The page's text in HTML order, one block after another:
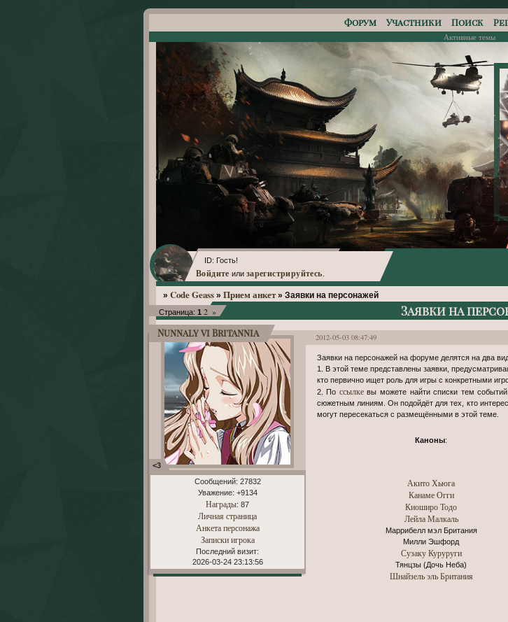
Форум Участники Поиск
Активные темы
ID: Гость!
Войдите или зарегистрируйтесь
» Code Geass » Прием анкет » Заявки на персонажей
Заявки на
Страница: 1 2 »
2012-05-03 08:47:49
Nunnaly vi Britannia
<3
Сообщений: 27832
Уважение: +9134
Награды: 87
Личная страница
Анкета персонажа
Записки игрока
Последний визит:
2026-03-24 23:13:56
Заявки на персонажей на форуме делятся на два
1. В этой теме представлены заявки,
кто первично ищет роль для игры с конкретными
2. По ссылкевы можете найти списки тем
сюжетным линиям. Он подойдёт для тех, кто
могут пересекаться с размещёнными в этой теме.
Каноны:
Акито Хьюга
Канаме Огги
Киоширо Тодо
Лейла Малкаль
Маррибелл мэл Британия
Милли Эшфорд
Сузаку Куруруги
Тянцзы (Дочь Неба)
Шнайзель эль Британия